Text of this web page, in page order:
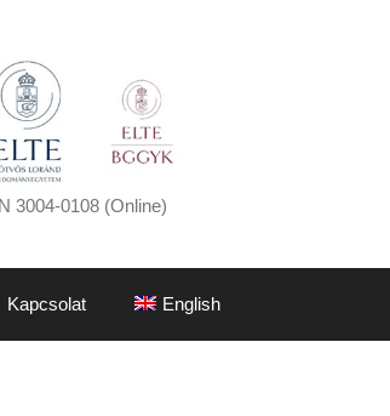
3004-0108 (Online)
Kapcsolat English